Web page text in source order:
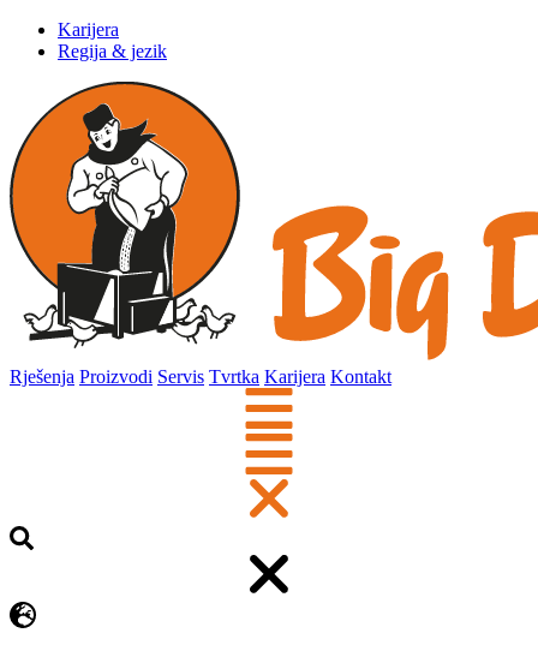
Karijera
Regija & jezik
Rješenja Proizvodi Servis Tvrtka Karijera Kontakt